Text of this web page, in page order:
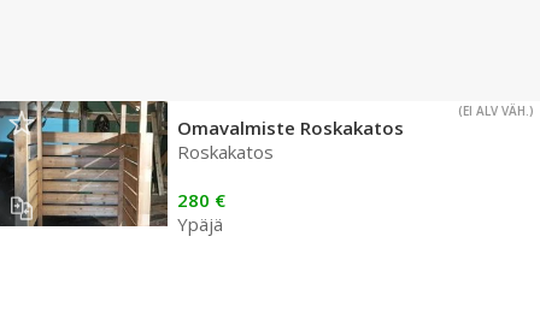
(EI ALV VÄH.)
Omavalmiste Roskakatos
Roskakatos
280 €
Ypäjä